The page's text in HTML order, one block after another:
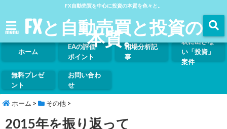
FX自動売買を中心に投資の本質を色々と。
menu FXと自動売買と投資の
本質。
ホーム
EAの評価
ポイント
相場分析記
事
表に出さな
い「投資」
案件
無料プレゼ
ント
お問い合わ
せ
ホーム > その他 >
2015年を振り返って